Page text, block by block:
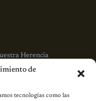
de
tecnologías como las
Herencia
Cardiovascular